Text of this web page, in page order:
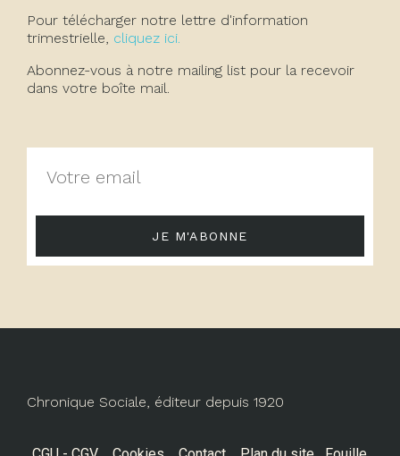
Pour télécharger notre lettre d'information
trimestrielle, cliquez ici.
Abonnez-vous à notre mailing list pour la recevoir
dans votre boîte mail.
JE M'ABONNE
Chronique Sociale, éditeur depuis 1920